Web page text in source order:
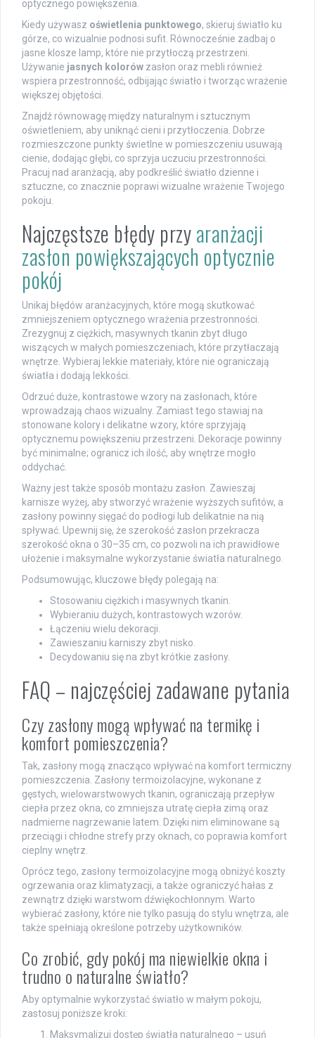
optycznego powiększenia.
Kiedy używasz oświetlenia punktowego, skieruj światło ku
górze, co wizualnie podnosi sufit. Równocześnie zadbaj o
jasne klosze lamp, które nie przytłoczą przestrzeni.
Używanie jasnych kolorów zasłon oraz mebli również
wspiera przestronność, odbijając światło i tworząc wrażenie
większej objętości.
Znajdź równowagę między naturalnym i sztucznym
oświetleniem, aby uniknąć cieni i przytłoczenia. Dobrze
rozmieszczone punkty świetlne w pomieszczeniu usuwają
cienie, dodając głębi, co sprzyja uczuciu przestronności.
Pracuj nad aranżacją, aby podkreślić światło dzienne i
sztuczne, co znacznie poprawi wizualne wrażenie Twojego
pokoju.
Najczęstsze błędy przyaranżacji
zasłon powiększających optycznie
pokój
Unikaj błędów aranżacyjnych, które mogą skutkować
zmniejszeniem optycznego wrażenia przestronności.
Zrezygnuj z ciężkich, masywnych tkanin zbyt długo
wiszących w małych pomieszczeniach, które przytłaczają
wnętrze. Wybieraj lekkie materiały, które nie ograniczają
światła i dodają lekkości.
Odrzuć duże, kontrastowe wzory na zasłonach, które
wprowadzają chaos wizualny. Zamiast tego stawiaj na
stonowane kolory i delikatne wzory, które sprzyjają
optycznemu powiększeniu przestrzeni. Dekoracje powinny
być minimalne; ogranicz ich ilość, aby wnętrze mogło
oddychać.
Ważny jest także sposób montażu zasłon. Zawieszaj
karnisze wyżej, aby stworzyć wrażenie wyższych sufitów, a
zasłony powinny sięgać do podłogi lub delikatnie na nią
spływać. Upewnij się, że szerokość zasłon przekracza
szerokość okna o 30–35 cm, co pozwoli na ich prawidłowe
ułożenie i maksymalne wykorzystanie światła naturalnego.
Podsumowując, kluczowe błędy polegają na:
Stosowaniu ciężkich i masywnych tkanin.
Wybieraniu dużych, kontrastowych wzorów.
Łączeniu wielu dekoracji.
Zawieszaniu karniszy zbyt nisko.
Decydowaniu się na zbyt krótkie zasłony.
FAQ – najczęściej zadawane pytania
Czy zasłony mogą wpływać na termikę i
komfort pomieszczenia?
Tak, zasłony mogą znacząco wpływać na komfort termiczny
pomieszczenia. Zasłony termoizolacyjne, wykonane z
gęstych, wielowarstwowych tkanin, ograniczają przepływ
ciepła przez okna, co zmniejsza utratę ciepła zimą oraz
nadmierne nagrzewanie latem. Dzięki nim eliminowane są
przeciągi i chłodne strefy przy oknach, co poprawia komfort
cieplny wnętrz.
Oprócz tego, zasłony termoizolacyjne mogą obniżyć koszty
ogrzewania oraz klimatyzacji, a także ograniczyć hałas z
zewnątrz dzięki warstwom dźwiękochłonnym. Warto
wybierać zasłony, które nie tylko pasują do stylu wnętrza, ale
także spełniają określone potrzeby użytkowników.
Co zrobić, gdy pokój ma niewielkie okna i
trudno o naturalne światło?
Aby optymalnie wykorzystać światło w małym pokoju,
zastosuj poniższe kroki:
Maksymalizuj dostęp światła naturalnego – usuń